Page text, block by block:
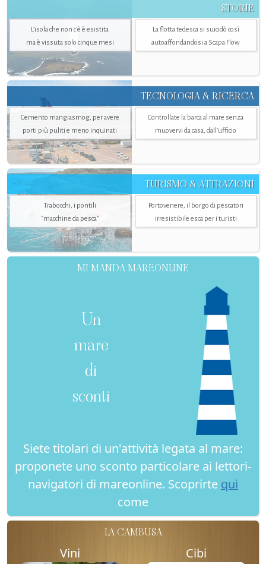
STORIE
L’isola che non c'è è esistita
ma è vissuta solo cinque mesi
La flotta tedesca si suicidò così
autoaffondandosi a Scapa Flow
TECNOLOGIA & RICERCA
Cemento mangiasmog, per avere
porti più puliti e meno inquinati
Controllate la barca al mare senza
muovervi da casa, dall’ufficio
TURISMO & ATTRAZIONI
Trabocchi, i pontili
"macchine da pesca"
Portovenere, il borgo di pescatori
irresistibile esca per i turisti
MI MANDA MAREONLINE
Un
mare
di
sconti
Siete titolari di un'attività legata al mare:
proponete uno sconto particolare ai lettori-
navigatori di mareonline. Scoprirte qui
come
LA CAMBUSA
Vini Cibi